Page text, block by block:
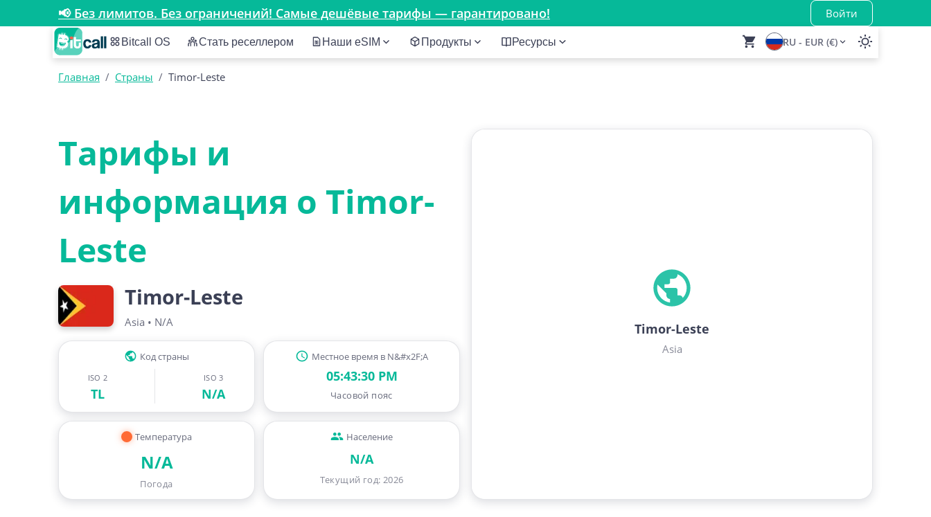
📢 Без лимитов. Без ограничений! Самые дешёвые тарифы — гарантировано! Войти
Bitcall OS Стать реселлером Наши eSIM Продукты Ресурсы RU - EUR (€)
Главная / Страны / Timor-Leste
Тарифы и
информация о Timor-
Leste
Timor-Leste
Asia • N/A
Код страны
ISO 2
TL
ISO 3
N/A
Местное время в N&#x2F;A
05:43:31 PM
Часовой пояс
Температура
N/A
Погода
Население
N/A
Текущий год: 2026
Timor-Leste
Asia